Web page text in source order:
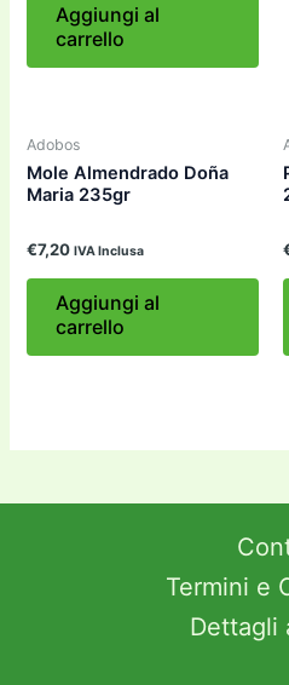
era:
€5,00.
è:
€4,20.
Aggiungi al
carrello
Adobos
Mole Almendrado Doña
Maria 235gr
€7,20 IVA Inclusa
Aggiungi al
carrello
Termini e
Dettagli